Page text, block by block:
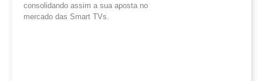
consolidando assim a sua aposta no
mercado das Smart TVs.